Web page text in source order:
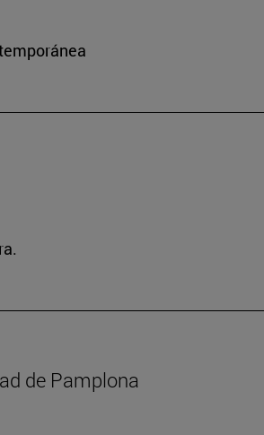
de Pamplona